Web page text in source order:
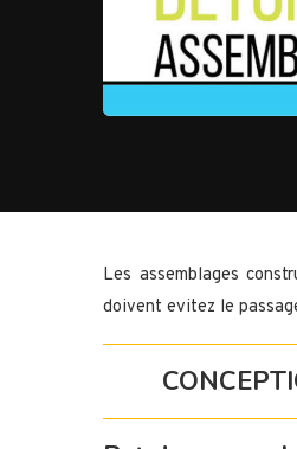
Les assemblages
doivent evitez le